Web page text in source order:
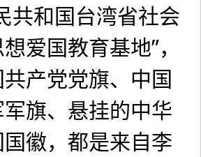
共和国台湾省社会
爱国教育基地”，
产党党旗、中国
旗、悬挂的中华
徽，都是来自李